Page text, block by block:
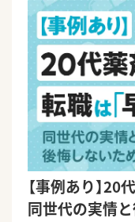
【事例あり】20
同世代の実情